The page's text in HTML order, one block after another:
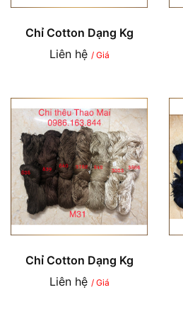
Chỉ Cotton Dạng Kg
Liên hệ / Giá
Chỉ Cotton Dạng Kg
Liên hệ / Giá